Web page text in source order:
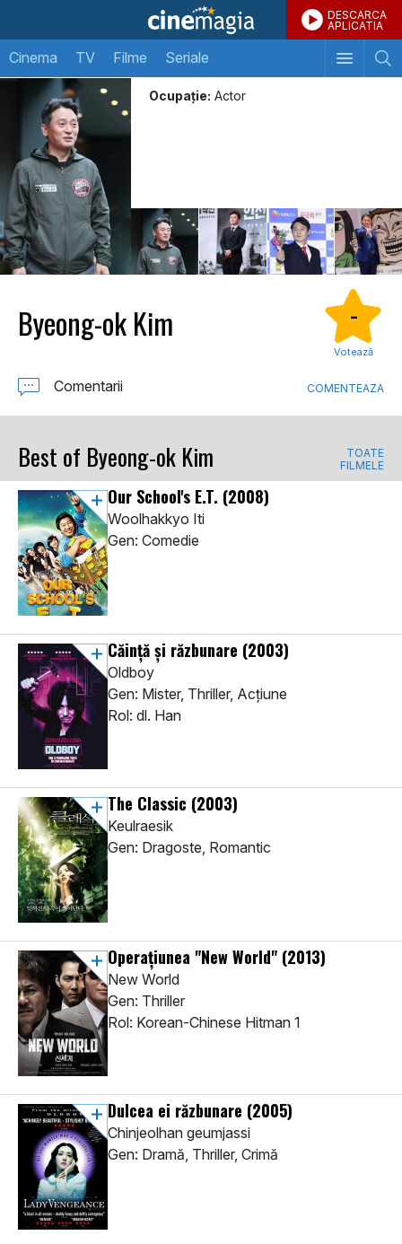
DESCARCA
APLICATIA
Cinema TV Filme Seriale
Ocupație: Actor
Byeong-ok Kim -
Votează
Comentarii COMENTEAZA
Best of Byeong-ok Kim
TOATE
FILMELE
Our School's E.T. (2008)
Woolhakkyo Iti
Gen: Comedie
Căință și răzbunare (2003)
Oldboy
Gen: Mister, Thriller, Acţiune
Rol: dl. Han
The Classic (2003)
Keulraesik
Gen: Dragoste, Romantic
Operațiunea "New World" (2013)
New World
Gen: Thriller
Rol: Korean-Chinese Hitman 1
Dulcea ei răzbunare (2005)
Chinjeolhan geumjassi
Gen: Dramă, Thriller, Crimă